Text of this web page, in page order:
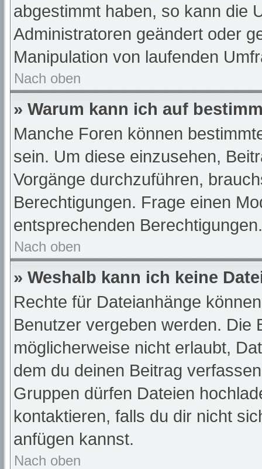
abgestimmt haben, so kann die
Administratoren geändert oder
Manipulation von laufenden
Nach oben
» Warum kann ich auf
Manche Foren können
sein. Um diese einzusehen,
Vorgänge durchzuführen,
Berechtigungen. Frage einen
entsprechenden Berechtigungen.
Nach oben
» Weshalb kann ich keine
Rechte für Dateianhänge
Benutzer vergeben werden. Die
möglicherweise nicht erlaubt,
dem du deinen Beitrag
Gruppen dürfen Dateien
kontaktieren, falls du dir nicht
anfügen kannst.
Nach oben